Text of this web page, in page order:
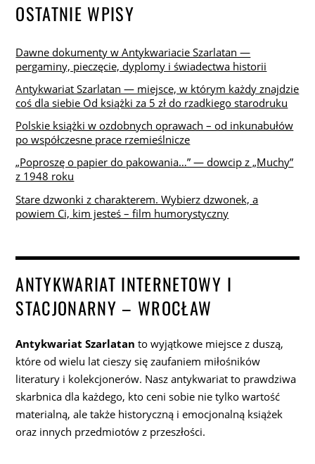
OSTATNIE WPISY
Dawne dokumenty w Antykwariacie Szarlatan —
pergaminy, pieczęcie, dyplomy i świadectwa historii
Antykwariat Szarlatan — miejsce, w którym każdy znajdzie
coś dla siebie Od książki za 5 zł do rzadkiego starodruku
Polskie książki w ozdobnych oprawach – od inkunabułów
po współczesne prace rzemieślnicze
„Poproszę o papier do pakowania…” — dowcip z „Muchy”
z 1948 roku
Stare dzwonki z charakterem. Wybierz dzwonek, a
powiem Ci, kim jesteś – film humorystyczny
ANTYKWARIAT INTERNETOWY I
STACJONARNY – WROCŁAW
Antykwariat Szarlatan to wyjątkowe miejsce z duszą,
które od wielu lat cieszy się zaufaniem miłośników
literatury i kolekcjonerów. Nasz antykwariat to prawdziwa
skarbnica dla każdego, kto ceni sobie nie tylko wartość
materialną, ale także historyczną i emocjonalną książek
oraz innych przedmiotów z przeszłości.